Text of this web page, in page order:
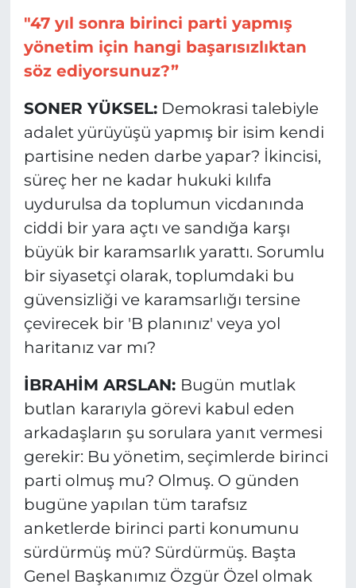
"47 yıl sonra birinci parti yapmış
yönetim için hangi başarısızlıktan
söz ediyorsunuz?”
SONER YÜKSEL:Demokrasi talebiyle
adalet yürüyüşü yapmış bir isim kendi
partisine neden darbe yapar? İkincisi,
süreç her ne kadar hukuki kılıfa
uydurulsa da toplumun vicdanında
ciddi bir yara açtı ve sandığa karşı
büyük bir karamsarlık yarattı. Sorumlu
bir siyasetçi olarak, toplumdaki bu
güvensizliği ve karamsarlığı tersine
çevirecek bir 'B planınız' veya yol
haritanız var mı?
İBRAHİM ARSLAN: Bugün mutlak
butlan kararıyla görevi kabul eden
arkadaşların şu sorulara yanıt vermesi
gerekir: Bu yönetim, seçimlerde birinci
parti olmuş mu? Olmuş. O günden
bugüne yapılan tüm tarafsız
anketlerde birinci parti konumunu
sürdürmüş mü? Sürdürmüş. Başta
Genel Başkanımız Özgür Özel olmak